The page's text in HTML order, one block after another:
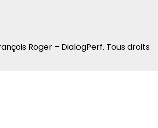
Roger – DialogPerf. Tous droits